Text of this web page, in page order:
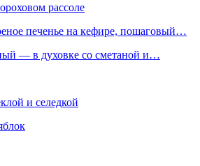
рассоле
печенье на кефире, пошаговый…
— в духовке со сметаной и…
и селедкой